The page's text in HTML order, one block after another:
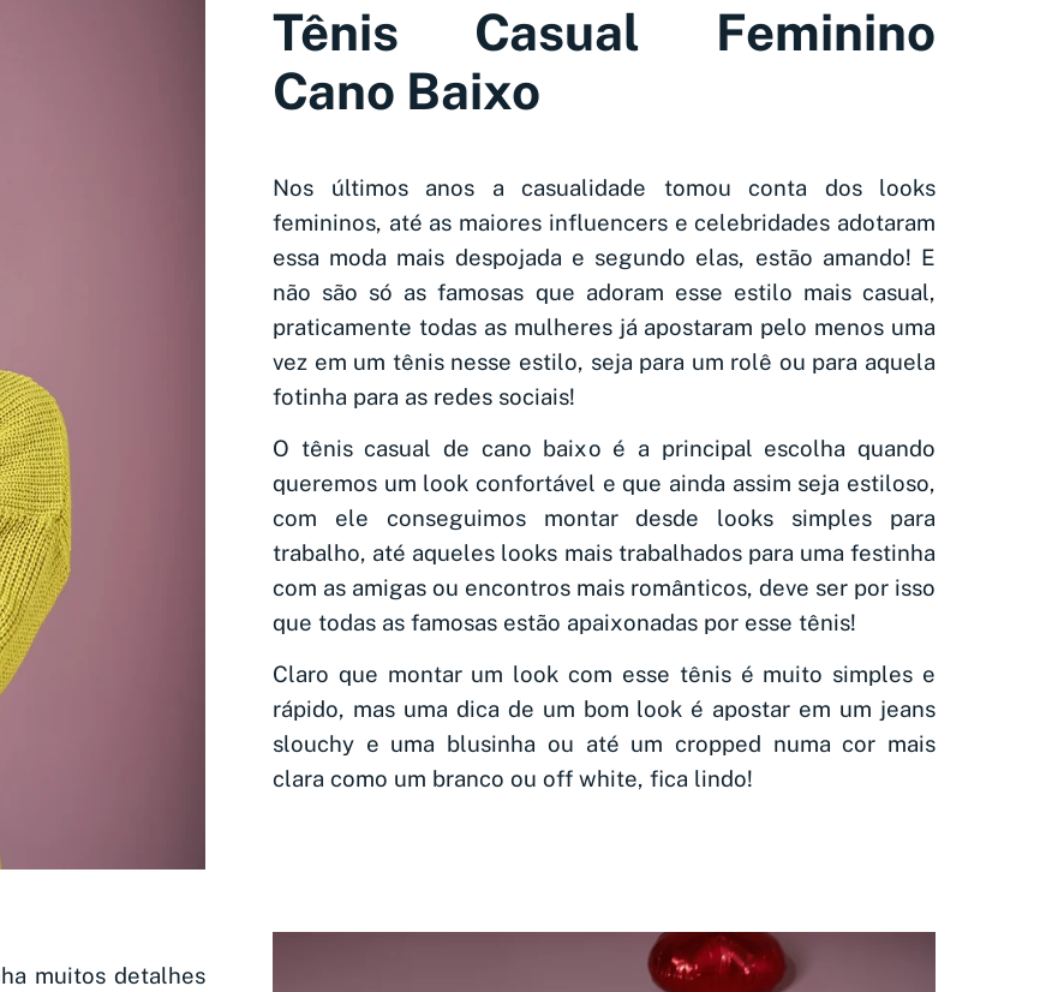
Tênis Casual Feminino
Cano Baixo
Nos últimos anos a casualidade tomou conta dos looks
femininos, até as maiores influencers e celebridades adotaram
essa moda mais despojada e segundo elas, estão amando! E
não são só as famosas que adoram esse estilo mais casual,
praticamente todas as mulheres já apostaram pelo menos uma
vez em um tênis nesse estilo, seja para um rolê ou para aquela
fotinha para as redes sociais!
O tênis casual de cano baixo é a principal escolha quando
queremos um look confortável e que ainda assim seja estiloso,
com ele conseguimos montar desde looks simples para
trabalho, até aqueles looks mais trabalhados para uma festinha
com as amigas ou encontros mais românticos, deve ser por isso
que todas as famosas estão apaixonadas por esse tênis!
Claro que montar um look com esse tênis é muito simples e
rápido, mas uma dica de um bom look é apostar em um jeans
slouchy e uma blusinha ou até um cropped numa cor mais
clara como um branco ou off white, fica lindo!
muitos detalhes